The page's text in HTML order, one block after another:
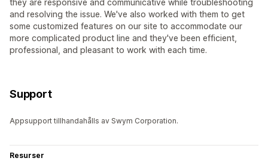
they are responsive and communicative while troubleshooting
and resolving the issue. We've also worked with them to get
some customized features on our site to accommodate our
more complicated product line and they've been efficient,
professional, and pleasant to work with each time.
Support
Appsupport tillhandahålls av Swym Corporation.
Resurser